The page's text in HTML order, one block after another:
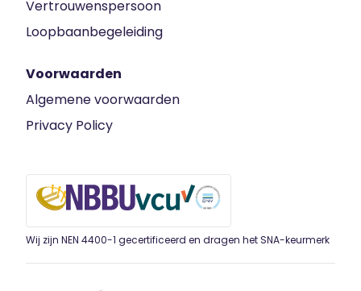
Vertrouwenspersoon
Loopbaanbegeleiding
Voorwaarden
Algemene voorwaarden
Privacy Policy
Wij zijn NEN 4400-1 gecertificeerd en dragen het SNA-keurmerk